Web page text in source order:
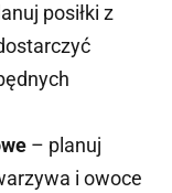
posiłki z
– planuj
i owoce